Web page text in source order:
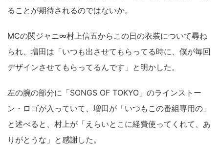
ることが期待されるのではないか。
MCの関ジャニ∞村上信五からこの日の衣装について尋ね
られ、増田は「いつも出させてもらってる時に、僕が毎回
デザインさせてもらってるんです」と明かした。
左の腕の部分に「SONGS OF TOKYO」のラインストー
ン・ロゴが入っていて、増田が「いつもこの番組専用の」
と述べると、村上が「えらいとこに経費使ってくれて、あ
りがとうな」と感謝した。